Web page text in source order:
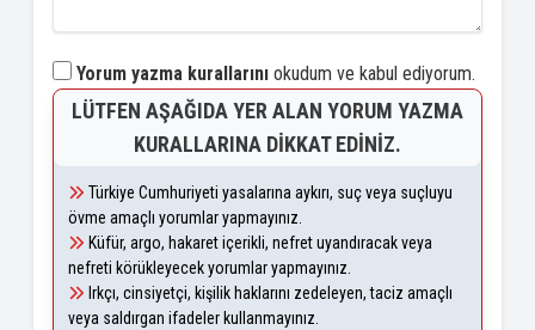
Yorum yazma kurallarını okudum ve kabul ediyorum.
LÜTFEN AŞAĞIDA YER ALAN YORUM YAZMA
KURALLARINA DIKKAT EDINIZ.
Türkiye Cumhuriyeti yasalarına aykırı, suç veya suçluyu
övme amaçlı yorumlar yapmayınız.
Küfür, argo, hakaret içerikli, nefret uyandıracak veya
nefreti körükleyecek yorumlar yapmayınız.
Irkçı, cinsiyetçi, kişilik haklarını zedeleyen, taciz amaçlı
veya saldırgan ifadeler kullanmayınız.